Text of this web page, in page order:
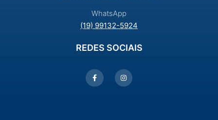
WhatsApp
(19) 99132-5924
REDES SOCIAIS